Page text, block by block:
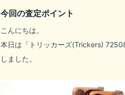
今回の査定ポイント
こんにちは。
本日は「トリッカーズ(Trickers)
しました。